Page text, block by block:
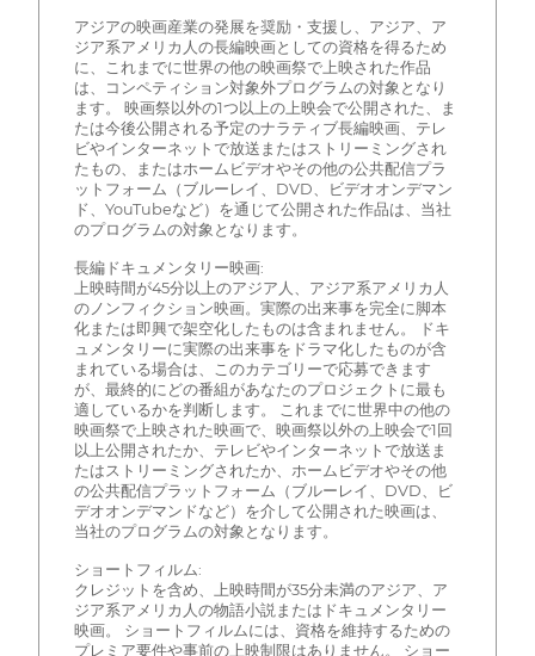
アジアの映画産業の発展を奨励・支援し、アジア、ア
ジア系アメリカ人の長編映画としての資格を得るため
に、これまでに世界の他の映画祭で上映された作品
は、コンペティション対象外プログラムの対象となり
ます。 映画祭以外の1つ以上の上映会で公開された、ま
たは今後公開される予定のナラティブ長編映画、テレ
ビやインターネットで放送またはストリーミングされ
たもの、またはホームビデオやその他の公共配信プラ
ットフォーム（ブルーレイ、DVD、ビデオオンデマン
ド、YouTubeなど）を通じて公開された作品は、当社
のプログラムの対象となります。
長編ドキュメンタリー映画:
上映時間が45分以上のアジア人、アジア系アメリカ人
のノンフィクション映画。実際の出来事を完全に脚本
化または即興で架空化したものは含まれません。 ドキ
ュメンタリーに実際の出来事をドラマ化したものが含
まれている場合は、このカテゴリーで応募できます
が、最終的にどの番組があなたのプロジェクトに最も
適しているかを判断します。 これまでに世界中の他の
映画祭で上映された映画で、映画祭以外の上映会で1回
以上公開されたか、テレビやインターネットで放送ま
たはストリーミングされたか、ホームビデオやその他
の公共配信プラットフォーム（ブルーレイ、DVD、ビ
デオオンデマンドなど）を介して公開された映画は、
当社のプログラムの対象となります。
ショートフィルム:
クレジットを含め、上映時間が35分未満のアジア、ア
ジア系アメリカ人の物語小説またはドキュメンタリー
映画。 ショートフィルムには、資格を維持するための
プレミア要件や事前の上映制限はありません。 ショー